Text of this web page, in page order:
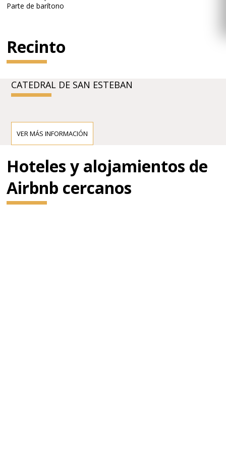
Parte de barítono
Recinto
CATEDRAL DE SAN ESTEBAN
VER MÁS INFORMACIÓN
Hoteles y alojamientos de
Airbnb cercanos